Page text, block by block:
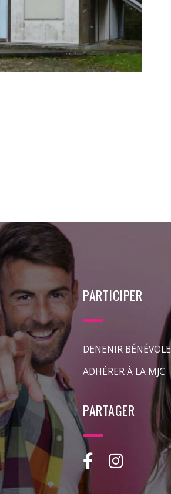
PARTICIPER
DENENIR BÉNÉVOLE
ADHÉRER À LA MJC
PARTAGER